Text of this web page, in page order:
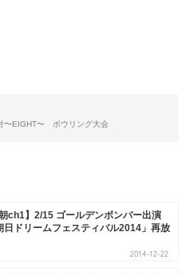
〜EIGHT〜 ボウリング大会
朝ch1】2/15 ゴールデンボンバー出演
日ドリームフェスティバル2014」再放
2014-12-22